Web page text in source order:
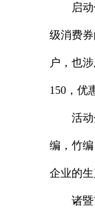
启
级消费
户，也
150，优
活
编，竹
企业的生
诸